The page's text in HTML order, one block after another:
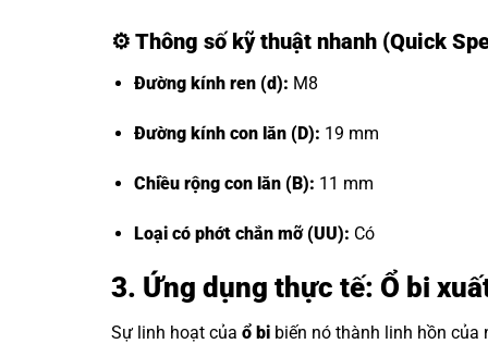
⚙️ Thông số kỹ thuật nhanh (Quick
Đường kính ren (d): M8
Đường kính con lăn (D): 19 mm
Chiều rộng con lăn (B): 11 mm
Loại có phớt chắn mỡ (UU): Có
3. Ứng dụng thực tế: Ổ bi
Sự linh hoạt của ổ bi biến nó thành linh hồn của